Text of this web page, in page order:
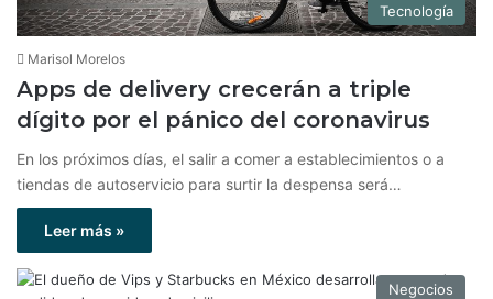
Tecnología
Marisol Morelos
Apps de delivery crecerán a triple
dígito por el pánico del coronavirus
En los próximos días, el salir a comer a establecimientos o a
tiendas de autoservicio para surtir la despensa será…
Leer más »
Negocios